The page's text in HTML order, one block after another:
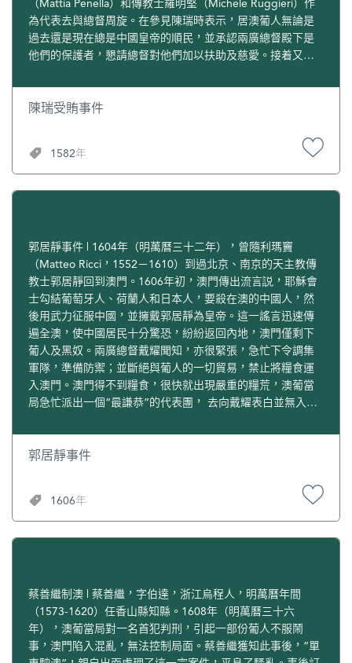
（Mattia Penella）和傳教士羅明堅（Michele Ruggieri）作
為代表去與總督周旋。在參見陳瑞時表示，居澳葡人無論是
過去還是現在總是中國皇帝的順民，並承認兩廣總督殿下是
他們的保護者，懇請總督對他們加以扶助及慈愛。接着又把
送給陳瑞。於是陳瑞便吿訴他們可以在澳門繼續居留，但必
須服從中國官員的管轄。
陳瑞受賄事件
1582年
郭居靜事件 | 1604年（明萬曆三十二年），曾隨利瑪竇
（Matteo Ricci，1552－1610）到過北京、南京的天主教傳
教士郭居靜回到澳門。1606年初，澳門傳出流言説，耶穌會
士勾結葡萄牙人、荷蘭人和日本人，要殺在澳的中國人，然
後用武力征服中國，並擁戴郭居靜為皇帝。這一謠言迅速傳
遍全澳，使中國居民十分驚恐，紛紛返回內地，澳門僅剩下
葡人及黑奴。兩廣總督戴耀聞知，亦很緊張，急忙下令調集
軍隊，準備防禦；並斷絕與葡人的一切貿易，禁止將糧食運
入澳門。澳門得不到糧食，很快就出現嚴重的糧荒，澳葡當
局急忙派出一個“最謙恭”的代表團， 去向戴耀表白並無入侵
堂、旅店、醫院等，證實無戰事跡象。於是，緊張局面得到
緩和，中外貿易也恢復了正常狀態。
郭居靜事件
1606年
蔡善繼制澳 | 蔡善繼，字伯達，浙江烏程人，明萬曆年間
（1573-1620）任香山縣知縣。1608年（明萬曆三十六
年），澳葡當局對一名首犯判刑，引起一部份葡人不服鬧
事，澳門陷入混亂，無法控制局面。蔡善繼獲知此事後，“單